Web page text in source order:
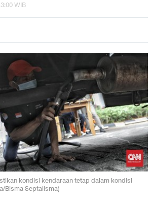
WIB
kondisi kendaraan tetap dalam kondisi
Bisma Septalisma)